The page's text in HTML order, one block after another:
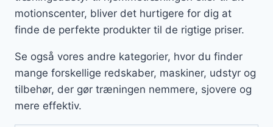
motionscenter, bliver det hurtigere for dig at
finde de perfekte produkter til de rigtige priser.
Se også vores andre kategorier, hvor du finder
mange forskellige redskaber, maskiner, udstyr og
tilbehør, der gør træningen nemmere, sjovere og
mere effektiv.